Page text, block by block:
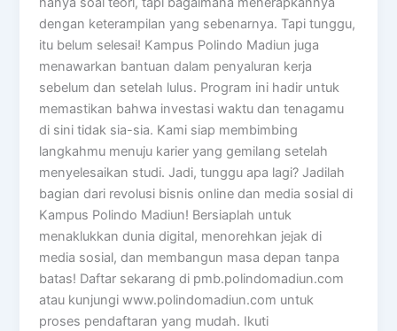
dengan keterampilan yang sebenarnya. Tapi tunggu,
itu belum selesai! Kampus Polindo Madiun juga
menawarkan bantuan dalam penyaluran kerja
sebelum dan setelah lulus. Program ini hadir untuk
memastikan bahwa investasi waktu dan tenagamu
di sini tidak sia-sia. Kami siap membimbing
langkahmu menuju karier yang gemilang setelah
menyelesaikan studi. Jadi, tunggu apa lagi? Jadilah
bagian dari revolusi bisnis online dan media sosial di
Kampus Polindo Madiun! Bersiaplah untuk
menaklukkan dunia digital, menorehkan jejak di
media sosial, dan membangun masa depan tanpa
batas! Daftar sekarang di pmb.polindomadiun.com
atau kunjungi www.polindomadiun.com untuk
proses pendaftaran yang mudah. Ikuti